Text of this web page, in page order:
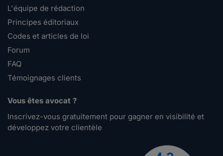
L'équipe de rédaction
Principes éditoriaux
Codes et articles de loi
Forum
FAQ
Témoignages clients
Vous êtes avocat ?
Inscrivez-vous gratuitement pour gagner en visibilité et
développez votre clientèle